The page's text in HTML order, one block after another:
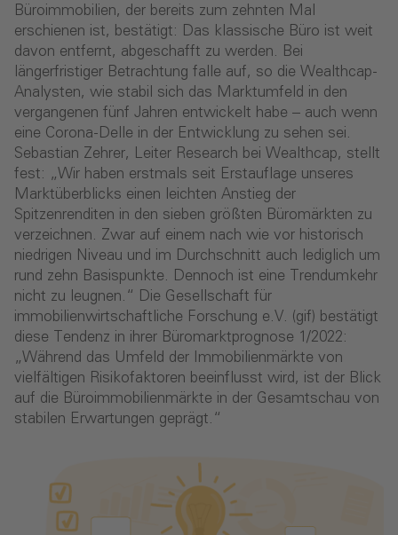
Büroimmobilien, der bereits zum zehnten Mal
erschienen ist, bestätigt: Das klassische Büro ist weit
davon entfernt, abgeschafft zu werden. Bei
längerfristiger Betrachtung falle auf, so die Wealthcap-
Analysten, wie stabil sich das Marktumfeld in den
vergangenen fünf Jahren entwickelt habe – auch wenn
eine Corona-Delle in der Entwicklung zu sehen sei.
Sebastian Zehrer, Leiter Research bei Wealthcap, stellt
fest: „Wir haben erstmals seit Erstauflage unseres
Marktüberblicks einen leichten Anstieg der
Spitzenrenditen in den sieben größten Büromärkten zu
verzeichnen. Zwar auf einem nach wie vor historisch
niedrigen Niveau und im Durchschnitt auch lediglich um
rund zehn Basispunkte. Dennoch ist eine Trendumkehr
nicht zu leugnen.“ Die Gesellschaft für
immobilienwirtschaftliche Forschung e.V. (gif) bestätigt
diese Tendenz in ihrer Büromarktprognose 1/2022:
„Während das Umfeld der Immobilienmärkte von
vielfältigen Risikofaktoren beeinflusst wird, ist der Blick
auf die Büroimmobilienmärkte in der Gesamtschau von
stabilen Erwartungen geprägt.“